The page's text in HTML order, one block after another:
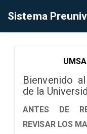
Sistema
Bienvenido
de la
ANTES DE
REVISAR LOS